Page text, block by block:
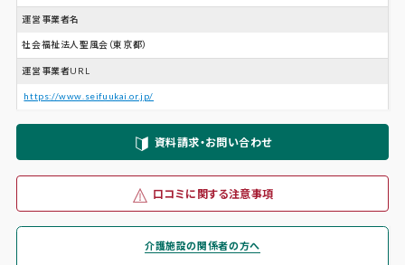
運営事業者名
社会福祉法人聖風会（東京都）
運営事業者URL
https://www.seifuukai.or.jp/
資料請求・お問い合わせ
口コミに関する注意事項
介護施設の関係者の方へ